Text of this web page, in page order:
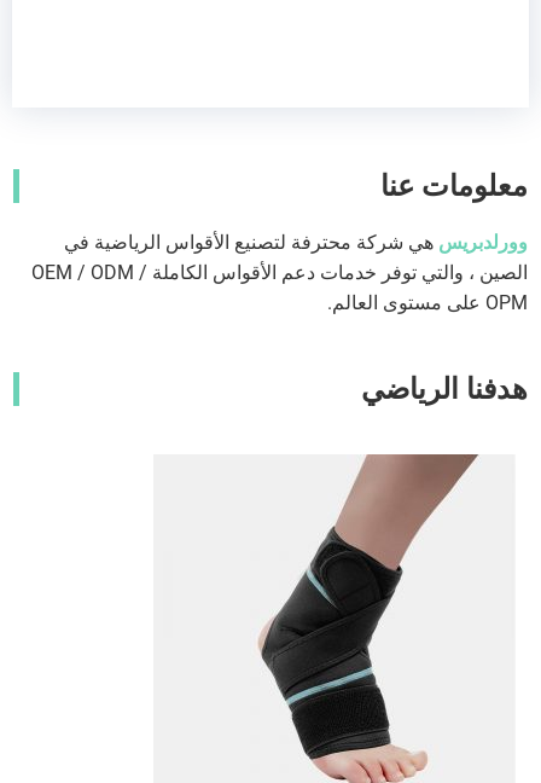
معلومات عنا
وورلدبريس هي شركة محترفة لتصنيع الأقواس الرياضية في
الصين ، والتي توفر خدمات دعم الأقواس الكاملة OEM / ODM /
OPM على مستوى العالم.
هدفنا الرياضي